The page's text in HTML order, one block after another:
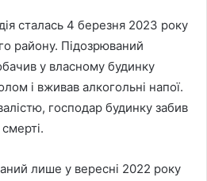
сталась 4 березня 2023 року
району. Підозрюваний
у власному будинку
і вживав алкогольні напої.
господар будинку забив
лише у вересні 2022 року